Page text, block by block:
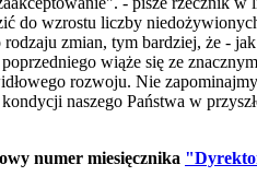
do wzrostu liczby
zmian, tym bardziej, że -
wiąże się ze
rozwoju. Nie
naszego Państwa w
numer miesięcznika